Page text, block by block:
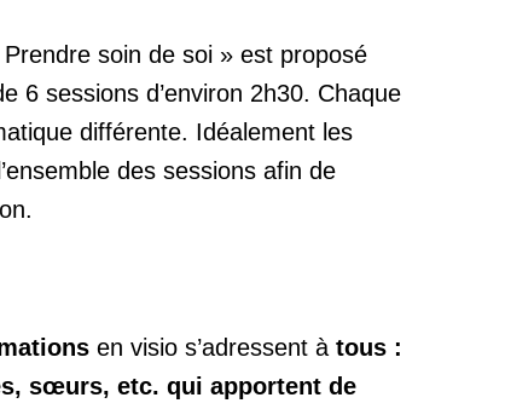
soin de soi » est proposé
6 sessions d’environ 2h30. Chaque
différente. Idéalement les
des sessions afin de
en visio s’adressent à tous :
sœurs, etc. qui apportent de